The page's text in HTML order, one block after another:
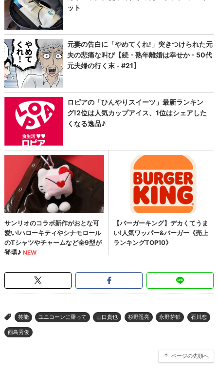
> 芸能 ユニコーンに乗って 山口貴也 杉野遥亮 永野芽郁 石川恋
西島秀俊
ページの先頭へ